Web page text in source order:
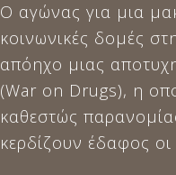
Ο αγώνας για μια
κοινωνικές δομές
απόηχο μιας
(War on Drugs), η
καθεστώς
κερδίζουν έδαφος